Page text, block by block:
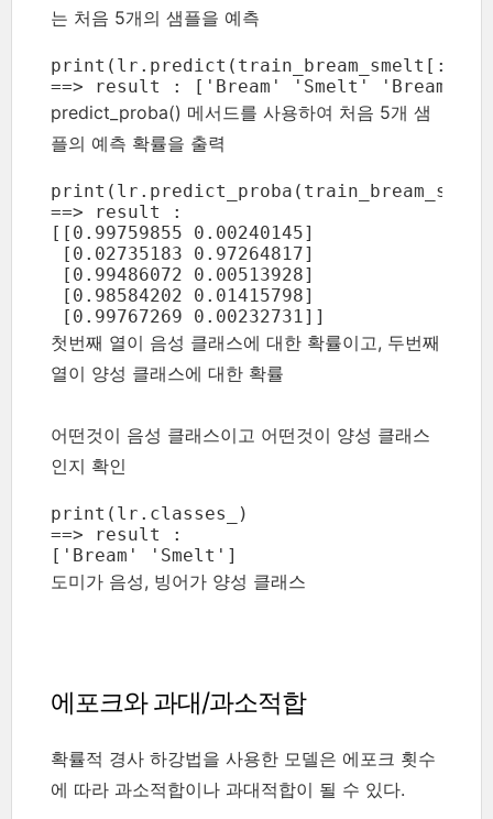
는 처음 5개의 샘플을 예측
print(lr.predict(train_bream_smelt[:5]))
==> result : ['Bream' 'Smelt' 'Bream'
predict_proba() 메서드를 사용하여 처음 5개 샘
플의 예측 확률을 출력
==> result :
[[0.99759855 0.00240145]
[0.02735183 0.97264817]
[0.99486072 0.00513928]
[0.98584202 0.01415798]
[0.99767269 0.00232731]]
첫번째 열이 음성 클래스에 대한 확률이고, 두번째
열이 양성 클래스에 대한 확률
어떤것이 음성 클래스이고 어떤것이 양성 클래스
인지 확인
print(lr.classes_)
==> result :
['Bream' 'Smelt']
도미가 음성, 빙어가 양성 클래스
에포크와 과대/과소적합
확률적 경사 하강법을 사용한 모델은 에포크 횟수
에 따라 과소적합이나 과대적합이 될 수 있다.